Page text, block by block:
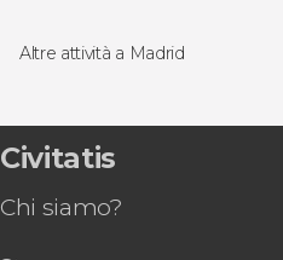
Mercato di San Miguel
Museo del Prado
Stadio Santiago Bernabéu
Museo Reina Sofía
Free Tour a Madrid
Escursioni nei dintorni di
Autobus turistico a Madrid
Biglietti per acquari e zoo
Altre attività a Madrid
Thyssen e Reina Sofía
Cena con spettacolo di
Corso di paella e sangria a
Civitatis
Chi siamo?